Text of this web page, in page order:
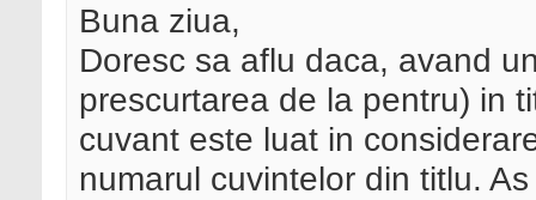
Buna ziua,
Doresc sa aflu daca, avand
prescurtarea de la pentru) in
cuvant este luat in
numarul cuvintelor din titlu.